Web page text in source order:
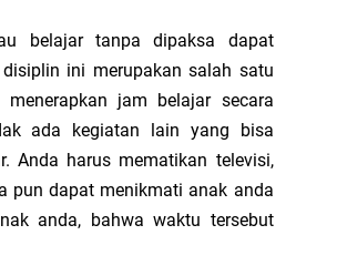
belajar tanpa dipaksa dapat
ini merupakan salah satu
jam belajar secara
ada kegiatan lain yang bisa
Anda harus mematikan televisi,
pun dapat menikmati anak anda
anda, bahwa waktu tersebut